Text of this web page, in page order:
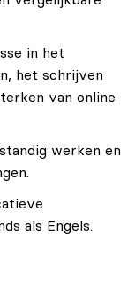
in het
het schrijven
van online
werken en
als Engels.